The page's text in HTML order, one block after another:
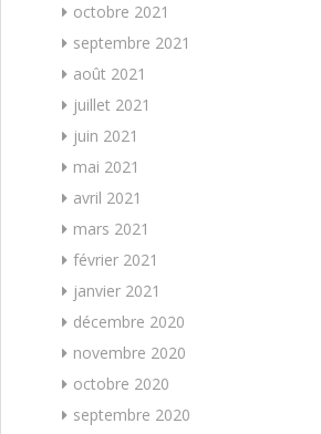
octobre 2021
septembre 2021
août 2021
juillet 2021
juin 2021
mai 2021
avril 2021
mars 2021
février 2021
janvier 2021
décembre 2020
novembre 2020
octobre 2020
septembre 2020